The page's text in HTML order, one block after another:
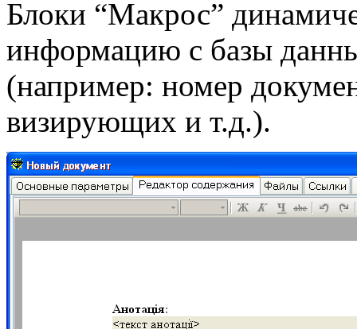
Блоки “Макрос”
информацию с базы
(например: номер
визирующих и т.д.).